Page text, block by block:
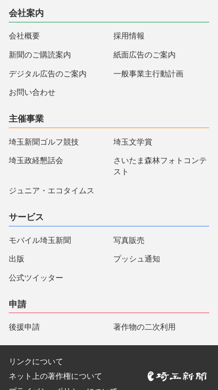
会社案内
会社概要 採用情報
新聞のご購読案内 紙面広告のご案内
デジタル広告のご案内 一般事業主行動計画
お問い合わせ
主催事業
埼玉新聞ゴルフ競技 埼玉文学賞
埼玉政経懇話会
さいたま森林フォトコンテ
スト
ジュニア・エコタイムス
サービス
モバイル埼玉新聞 写真販売
出版 プッシュ通知
公式ツイッター
申請
後援申請 著作物の二次利用
リンクについて
ネット上の著作権について